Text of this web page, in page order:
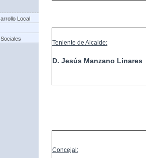
Local
Teniente de Alcalde:
D. Jesús Manzano Linares
Concejal: